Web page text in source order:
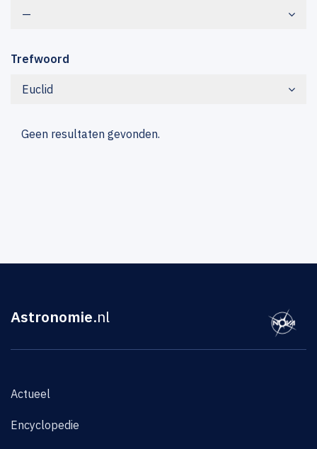
—
Trefwoord
Euclid
Geen resultaten gevonden.
Astronomie.nl
Actueel
Encyclopedie